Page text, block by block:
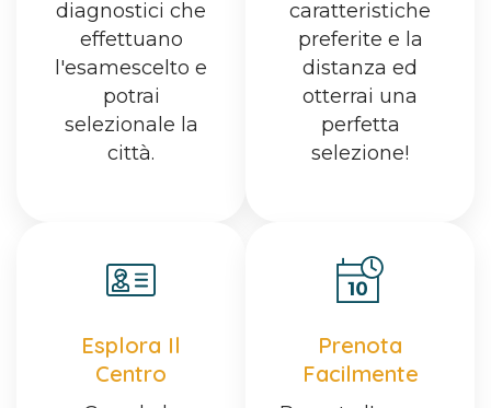
diagnostici che
effettuano
l'esamescelto e
potrai
selezionale la
città.
caratteristiche
preferite e la
distanza ed
otterrai una
perfetta
selezione!
Esplora Il
Centro
Prenota
Facilmente